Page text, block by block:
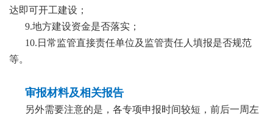
达即可开工建设；
9.地方建设资金是否落实；
10.日常监管直接责任单位及监管责任人填报是否规范
等。
审报材料及相关报告
另外需要注意的是，各专项申报时间较短，前后一周左